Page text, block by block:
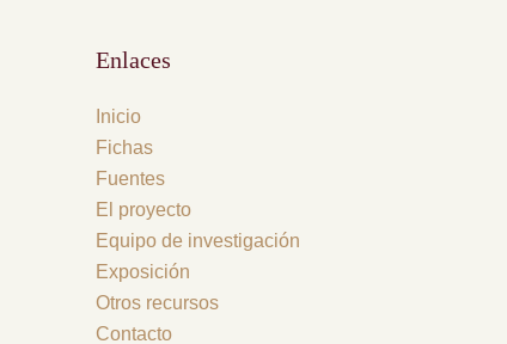
Enlaces
Inicio
Fichas
Fuentes
El proyecto
Equipo de investigación
Exposición
Otros recursos
Contacto